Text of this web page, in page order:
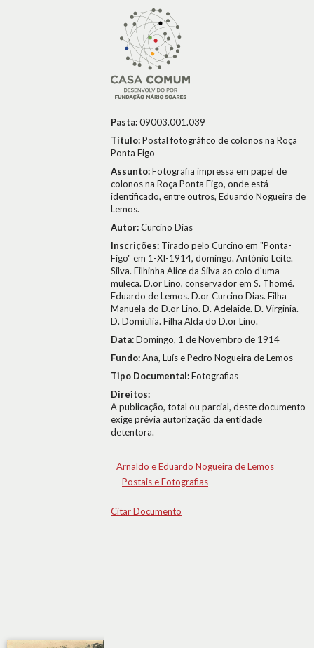
Pasta:09003.001.039
Título:Postal fotográfico de colonos na Roça
Ponta Figo
Assunto:Fotografia impressa em papel de
colonos na Roça Ponta Figo, onde está
identificado, entre outros, Eduardo Nogueira de
Lemos.
Autor:Curcino Dias
Inscrições: Tirado pelo Curcino em "Ponta-
Figo" em 1-XI-1914, domingo. António Leite.
Silva. Filhinha Alice da Silva ao colo d'uma
muleca. D.or Lino, conservador em S. Thomé.
Eduardo de Lemos. D.or Curcino Dias. Filha
Manuela do D.or Lino. D. Adelaide. D. Virginia.
D. Domitilia. Filha Alda do D.or Lino.
Data:Domingo, 1 de Novembro de 1914
Fundo:Ana, Luís e Pedro Nogueira de Lemos
Tipo Documental:Fotografias
Direitos:
A publicação, total ou parcial, deste documento
exige prévia autorização da entidade
detentora.
Arnaldo e Eduardo Nogueira de Lemos
Postais e Fotografias
Citar Documento